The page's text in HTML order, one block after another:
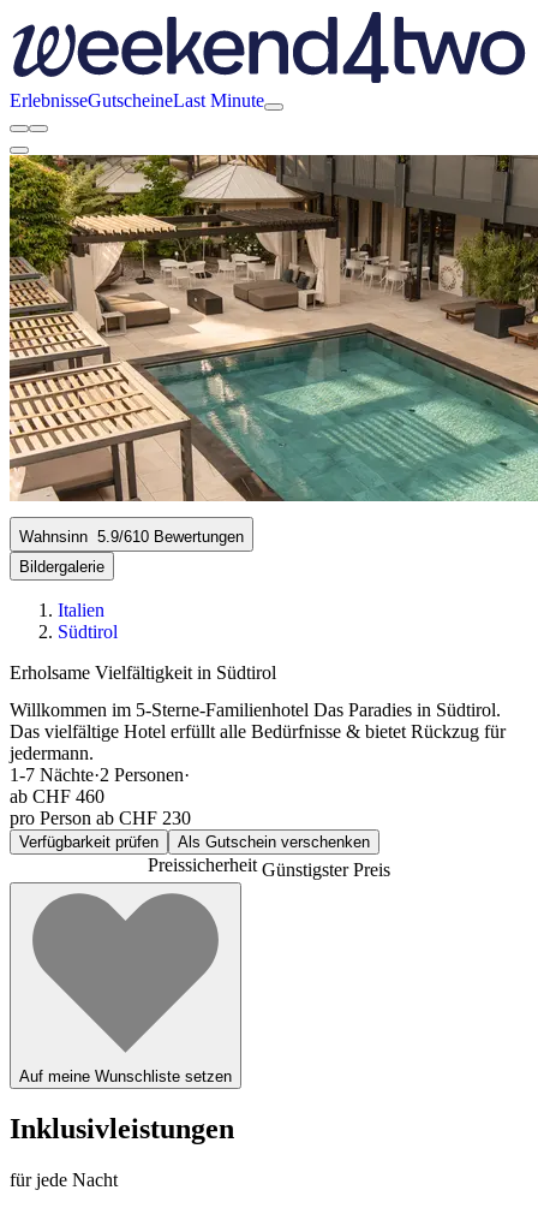
ErlebnisseGutscheineLast Minute
Wahnsinn 5.9/610 Bewertungen
Bildergalerie
Italien
Südtirol
Erholsame Vielfältigkeit in Südtirol
Willkommen im 5-Sterne-Familienhotel Das Paradies in Südtirol.
Das vielfältige Hotel erfüllt alle Bedürfnisse & bietet Rückzug für
jedermann.
1-7 Nächte·2 Personen·
ab CHF 460
pro Person ab CHF 230
Verfügbarkeit prüfen Als Gutschein verschenken
PreissicherheitGünstigster Preis
Auf meine Wunschliste setzen
Inklusivleistungen
für jede Nacht